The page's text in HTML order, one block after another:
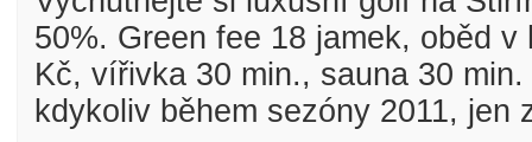
50%. Green fee 18 jamek, oběd v
Kč, vířivka 30 min., sauna 30 min.
kdykoliv během sezóny 2011, jen